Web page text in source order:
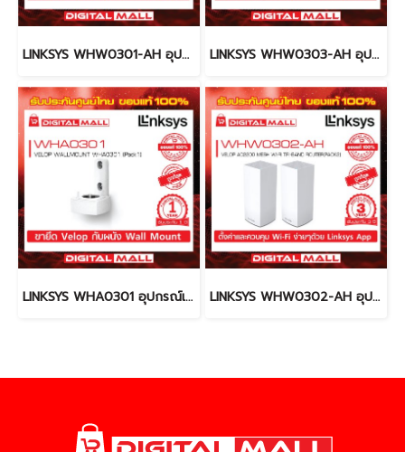
LINKSYS WHW0301-AH อุปกรณ์เชื่อมต่อสัญญาณ (Router) LINKSYS WHW0303-AH อุปกรณ์เชื่อมต่อสัญญาณ (Router)
LINKSYS WHA0301 อุปกรณ์เชื่อมต่อสัญญาณ (Router) LINKSYS WHW0302-AH อุปกรณ์เชื่อมต่อสัญญาณ (Router)